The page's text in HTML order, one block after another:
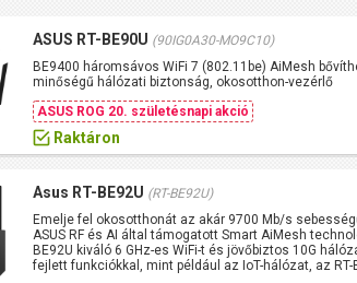
ASUS RT-BE90U (90IG0A30-MO9C10)
BE9400 háromsávos WiFi 7 (802.11be) AiMesh
minőségű hálózati biztonság, okosotthon-vezérlő
ASUS ROG 20. születésnapi akció
Raktáron
Asus RT-BE92U (RT-BE92U)
Emelje fel okosotthonát az akár 9700 Mb/s
ASUS RF és AI által támogatott Smart AiMesh
BE92U kiváló 6 GHz-es WiFi-t és jövőbiztos 10G
fejlett funkciókkal, mint például az IoT-hálózat, az